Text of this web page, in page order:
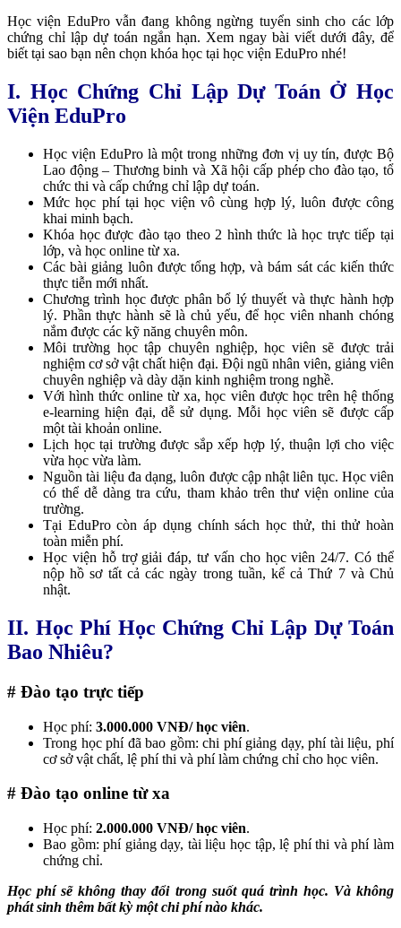
Học viện EduPro vẫn đang không ngừng tuyển sinh cho các lớp
chứng chỉ lập dự toán ngắn hạn. Xem ngay bài viết dưới đây, để
biết tại sao bạn nên chọn khóa học tại học viện EduPro nhé!
I. Học Chứng Chỉ Lập Dự Toán Ở Học
Viện EduPro
Học viện EduPro là một trong những đơn vị uy tín, được Bộ
Lao động – Thương binh và Xã hội cấp phép cho đào tạo, tổ
chức thi và cấp chứng chỉ lập dự toán.
Mức học phí tại học viện vô cùng hợp lý, luôn được công
khai minh bạch.
Khóa học được đào tạo theo 2 hình thức là học trực tiếp tại
lớp, và học online từ xa.
Các bài giảng luôn được tổng hợp, và bám sát các kiến thức
thực tiễn mới nhất.
Chương trình học được phân bổ lý thuyết và thực hành hợp
lý. Phần thực hành sẽ là chủ yếu, để học viên nhanh chóng
nắm được các kỹ năng chuyên môn.
Môi trường học tập chuyên nghiệp, học viên sẽ được trải
nghiệm cơ sở vật chất hiện đại. Đội ngũ nhân viên, giảng viên
chuyên nghiệp và dày dặn kinh nghiệm trong nghề.
Với hình thức online từ xa, học viên được học trên hệ thống
e-learning hiện đại, dễ sử dụng. Mỗi học viên sẽ được cấp
một tài khoản online.
Lịch học tại trường được sắp xếp hợp lý, thuận lợi cho việc
vừa học vừa làm.
Nguồn tài liệu đa dạng, luôn được cập nhật liên tục. Học viên
có thể dễ dàng tra cứu, tham khảo trên thư viện online của
trường.
Tại EduPro còn áp dụng chính sách học thử, thi thử hoàn
toàn miễn phí.
Học viện hỗ trợ giải đáp, tư vấn cho học viên 24/7. Có thể
nộp hồ sơ tất cả các ngày trong tuần, kể cả Thứ 7 và Chủ
nhật.
II. Học Phí Học Chứng Chỉ Lập Dự Toán
Bao Nhiêu?
# Đào tạo trực tiếp
Học phí: 3.000.000 VNĐ/ học viên.
Trong học phí đã bao gồm: chi phí giảng dạy, phí tài liệu, phí
cơ sở vật chất, lệ phí thi và phí làm chứng chỉ cho học viên.
# Đào tạo online từ xa
Học phí: 2.000.000 VNĐ/ học viên.
Bao gồm: phí giảng dạy, tài liệu học tập, lệ phí thi và phí làm
chứng chỉ.
Học phí sẽ không thay đổi trong suốt quá trình học. Và không
phát sinh thêm bất kỳ một chi phí nào khác.